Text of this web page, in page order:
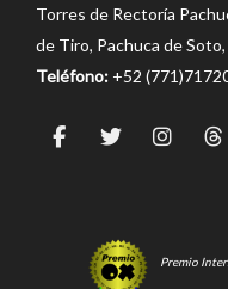
Torres de Rectoría
de Tiro, Pachuca de
Teléfono: +52
Premio